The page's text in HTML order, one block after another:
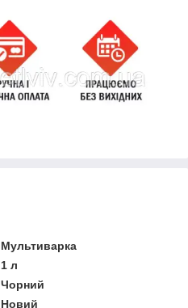
Мультиварка
1 л
Чорний
Новий